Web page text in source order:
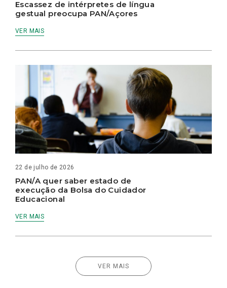
Escassez de intérpretes de língua
gestual preocupa PAN/Açores
VER MAIS
22 de julho de 2026
PAN/A quer saber estado de
execução da Bolsa do Cuidador
Educacional
VER MAIS
VER MAIS